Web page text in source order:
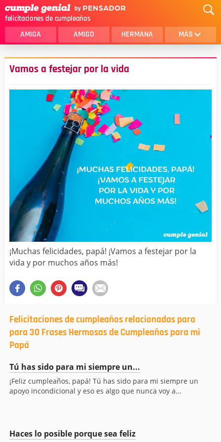
felicitaciones de cumpleaños
AMIGA AMIGO HERMANA MÁS
MAMA
AMOR
SOBRINA
HERMANO
NOVIA
PAPA
TIA
CUÑADA
ALGUIEN ESPECIAL
PRIMO
Vamos a festejar por la vida
¡Muchas felicidades, papá! ¡Vamos a festejar por la
vida y por muchos años más!
Felicitaciones de cumpleaños relacionadas para
para 30 Frases Hermosas de Cumpleaños para mi
Papá
Tú has sido para mi siempre un...
¡Feliz cumpleaños, papá! Tú has sido para mi siempre un
apoyo incondicional y eso es algo que nunca voy a...
Haces lo posible porque sea feliz